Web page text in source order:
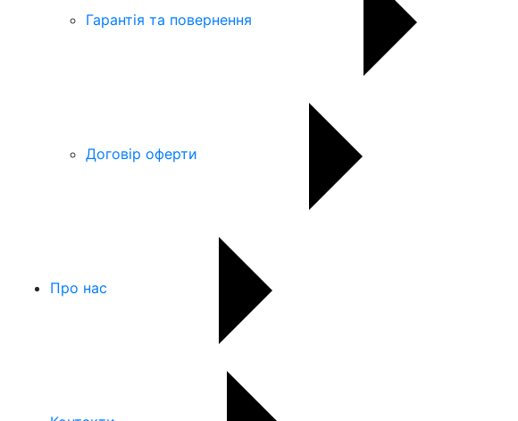
Гарантія та повернення
Договір оферти
Про нас